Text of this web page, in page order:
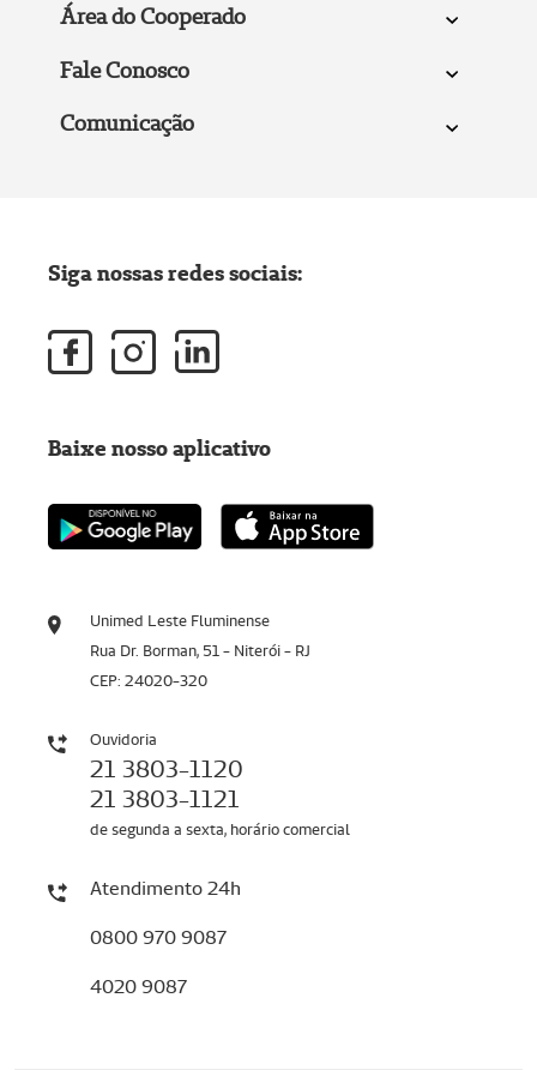
Área do Cooperado
Fale Conosco
Comunicação
Unimed Leste Fluminense
Rua Dr. Borman, 51 - Niterói - RJ
CEP: 24020-320
Ouvidoria
21 3803-1120
21 3803-1121
de segunda a sexta, horário comercial
Atendimento 24h
0800 970 9087
4020 9087
Siga nossas redes sociais:
Baixe nosso aplicativo